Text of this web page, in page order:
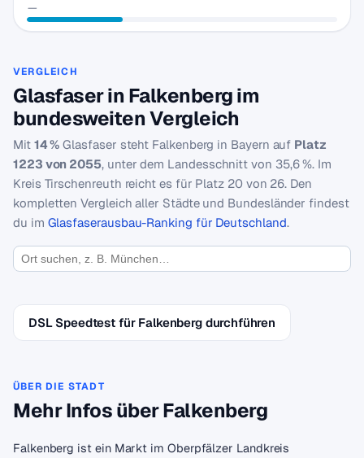
—
VERGLEICH
Glasfaser in Falkenberg im
bundesweiten Vergleich
Mit 14 % Glasfaser steht Falkenberg in Bayern auf Platz
1223 von 2055, unter dem Landesschnitt von 35,6 %. Im
Kreis Tirschenreuth reicht es für Platz 20 von 26. Den
kompletten Vergleich aller Städte und Bundesländer findest
du im Glasfaserausbau-Ranking für Deutschland.
DSL Speedtest für Falkenberg durchführen
ÜBER DIE STADT
Mehr Infos über Falkenberg
Falkenberg ist ein Markt im Oberpfälzer Landkreis